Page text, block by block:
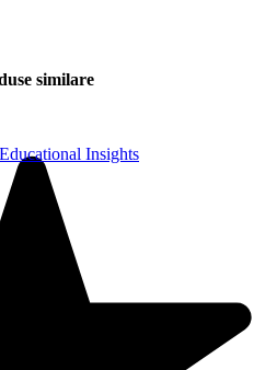
similare